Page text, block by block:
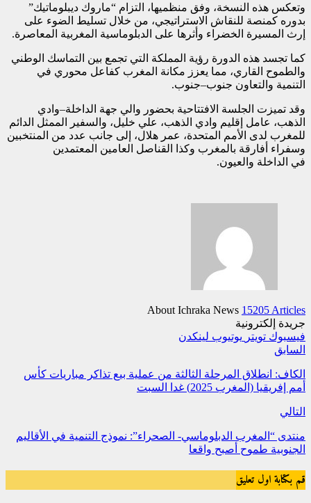
وتعكس هذه النسخة، وفق منظميها، التزام “ماروك ديبلوماتيك”
بدوره كمنصة للنقاش الاستراتيجي، من خلال تسليط الضوء على
إرث المسيرة الخضراء وأثرها على الدبلوماسية المغربية المعاصرة.
كما تجسد هذه الدورة رؤية المملكة التي تجمع بين التماسك الوطني
والطموح القاري، مما يعزز مكانة المغرب كفاعل محوري في
التنمية والتعاون جنوب–جنوب.
وقد تميزت الجلسة الافتتاحية بحضور والي جهة الداخلة–وادي
الذهب، عامل إقليم وادي الذهب، علي خليل، والسفير الممثل الدائم
للمغرب لدى الأمم المتحدة، عمر هلال، إلى جانب عدد من المنتخبين
وسفراء أفارقة بالمغرب وكذا القناصل العامين المعتمدين
في الداخلة والعيون.
About Ichraka News 15205 Articles
جريدة إلكترونية
فيسبوك تويتر يوتيوب لينكدن
السابق
الكاف: انطلاق المرحلة الثالثة من عملية بيع تذاكر مباريات كأس
أمم إفريقيا (المغرب 2025) غدا السبت
التالي
منتدى “المغرب الدبلوماسي- الصحراء”: نموذج التنمية في الأقاليم
الجنوبية طموح أصبح واقعا
قم بكتابة اول تعليق